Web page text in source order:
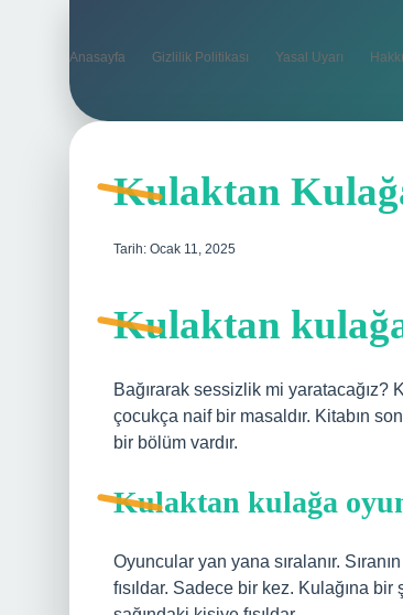
Anasayfa Gizlilik Politikası Yasal Uyarı
Kulaktan
Tarih: Ocak 11, 2025
Kulaktan
Bağırarak sessizlik mi
çocukça naif bir masaldır. Kitabın
bir bölüm vardır.
Kulaktan kulağa
Oyuncular yan yana sıralanır.
fısıldar. Sadece bir kez. Kulağına